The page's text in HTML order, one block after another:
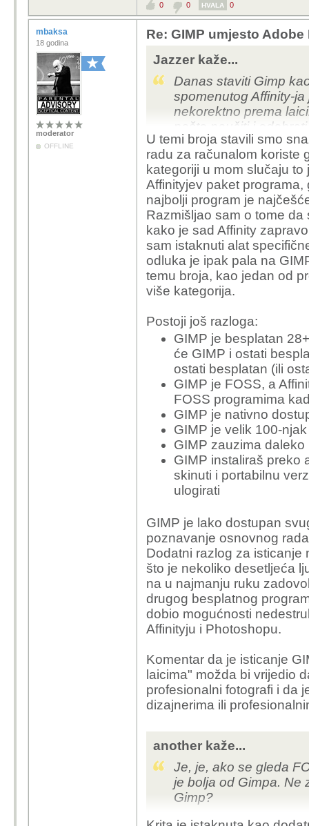
Današnji Affinity
i DTP alat koji
tako davno još
konkurirao
Dakle Affinity je
uvjek bio i ostao
mazohiste.
Affinity nema nativnu
za obradu slike.
Krita.
Tko većinom dolazi
vrijeme da se navikne
vrijedi isto.
0 0 HVALA 0
mbaksa
18 godina
moderator
OFFLINE
Re: GIMP umjesto
Jazzer kaže...
Danas staviti Gimp
spomenutog Affinity-
nekorektno prema
nešto naučiti i
stavljati emocije i
Današnji Affinity
alat koji dok nije ušao
kao tri odvojena
Adobe Ilustratoru / In
Adobe triju, a GIMP je
entuzijaste,
U temi broja stavili smo
radu za računalom koriste
kategoriji u mom slučaju
Affinityjev paket
najbolji program je
Razmišljao sam o tome
kako je sad Affinity
sam istaknuti alat
odluka je ipak pala na
temu broja, kao jedan od
više kategorija.
Postoji još razloga:
GIMP je besplatan
će GIMP i ostati
ostati besplatan (ili
GIMP je FOSS, a
FOSS programima
GIMP je nativno
GIMP je velik 100-
GIMP zauzima daleko
GIMP instaliraš preko
skinuti i portabilnu
ulogirati
GIMP je lako dostupan
poznavanje osnovnog
Dodatni razlog za isticanje
što je nekoliko desetljeća
na u najmanju ruku
drugog besplatnog
dobio mogućnosti
Affinityju i Photoshopu.
Komentar da je isticanje
laicima" možda bi vrijedio
profesionalni fotografi i da
dizajnerima ili
another kaže...
Je, je, ako se gleda
je bolja od Gimpa. Ne
Gimp?